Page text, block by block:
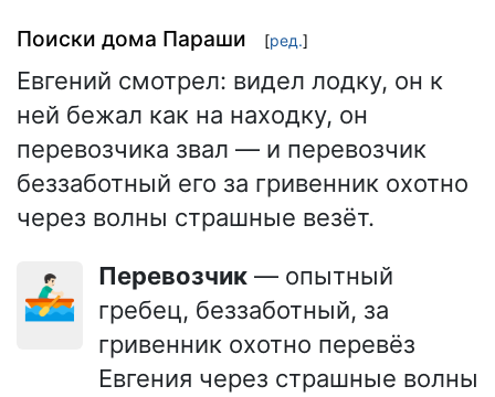
Поиски дома Параши [ред.]
Евгений смотрел: видел лодку, он к
ней бежал как на находку, он
перевозчика звал — и перевозчик
беззаботный его за гривенник охотно
через волны страшные везёт.
🚣🏻‍♂️ Перевозчик — опытный
гребец, беззаботный, за
гривенник охотно перевёз
Евгения через страшные волны